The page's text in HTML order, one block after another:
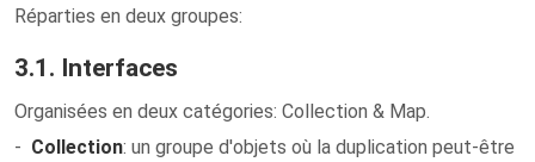
Réparties en deux groupes:
3.1. Interfaces
Organisées en deux catégories: Collection & Map.
- Collection: un groupe d'objets où la duplication peut-être